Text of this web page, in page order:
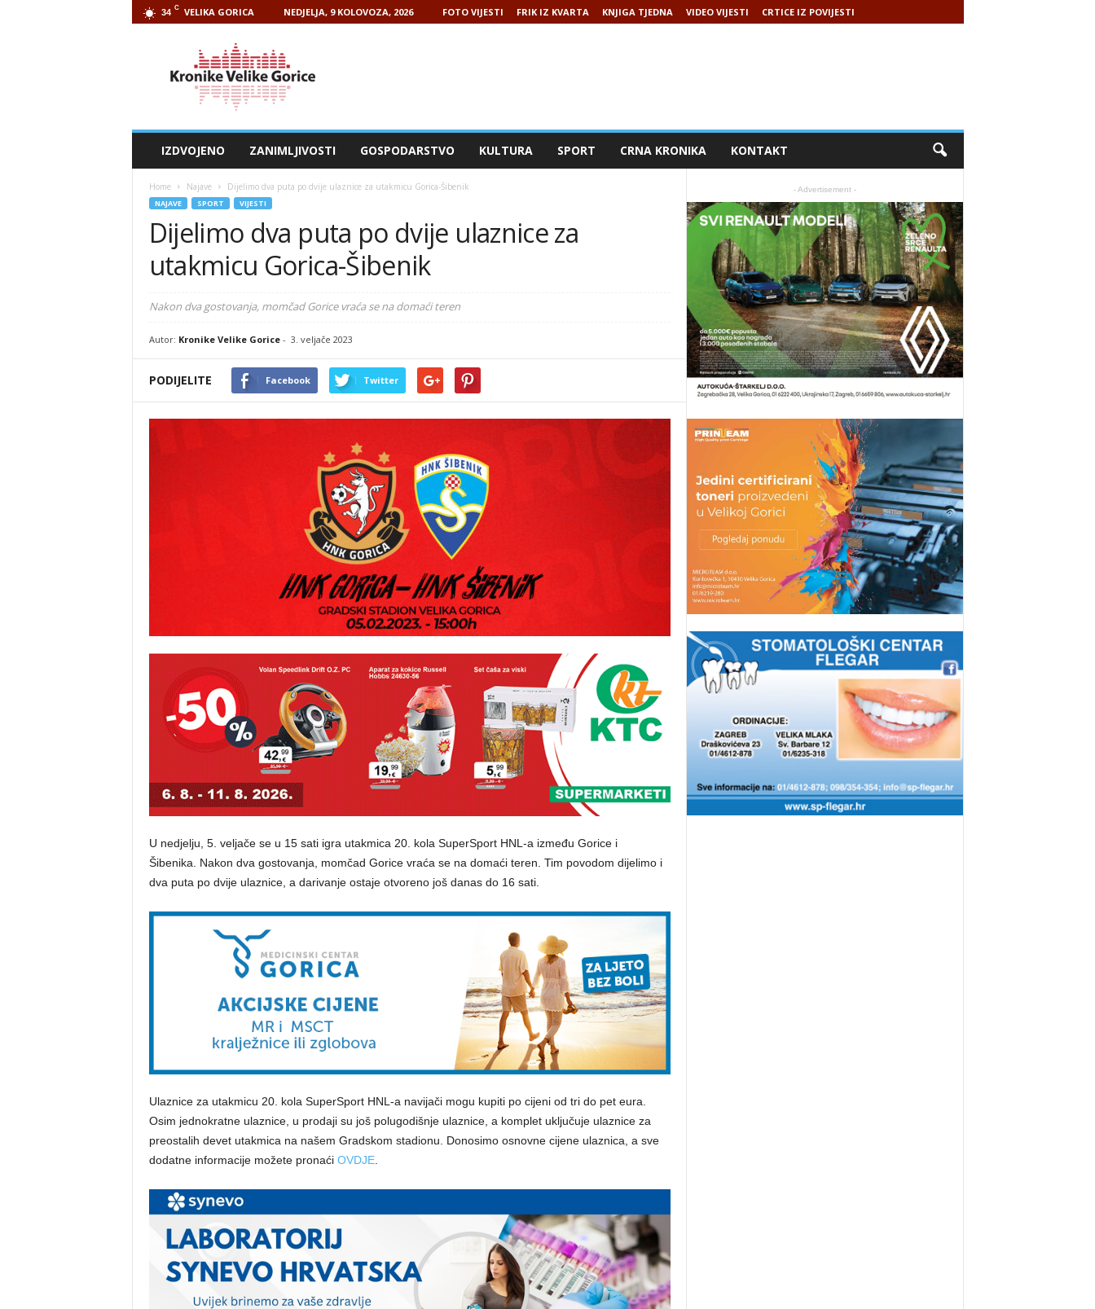
34 C VELIKA GORICA NEDJELJA, 9 KOLOVOZA, 2026 FOTO VIJESTI FRIK IZ KVARTA KNJIGA TJEDNA VIDEO VIJESTI CRTICE IZ POVIJESTI
IZDVOJENO ZANIMLJIVOSTI GOSPODARSTVO KULTURA SPORT CRNA KRONIKA KONTAKT
Home Najave Dijelimo dva puta po dvije ulaznice za utakmicu Gorica-Šibenik
NAJAVE SPORT VIJESTI
Dijelimo dva puta po dvije ulaznice za
utakmicu Gorica-Šibenik
Nakon dva gostovanja, momčad Gorice vraća se na domaći teren
Autor: Kronike Velike Gorice- 3. veljače 2023
PODIJELITE Facebook Twitter
U nedjelju, 5. veljače se u 15 sati igra utakmica 20. kola SuperSport HNL-a između Gorice i
Šibenika. Nakon dva gostovanja, momčad Gorice vraća se na domaći teren. Tim povodom dijelimo i
dva puta po dvije ulaznice, a darivanje ostaje otvoreno još danas do 16 sati.
Ulaznice za utakmicu 20. kola SuperSport HNL-a navijači mogu kupiti po cijeni od tri do pet eura.
Osim jednokratne ulaznice, u prodaji su još polugodišnje ulaznice, a komplet uključuje ulaznice za
preostalih devet utakmica na našem Gradskom stadionu. Donosimo osnovne cijene ulaznica, a sve
dodatne informacije možete pronaći OVDJE.
- Advertisement -